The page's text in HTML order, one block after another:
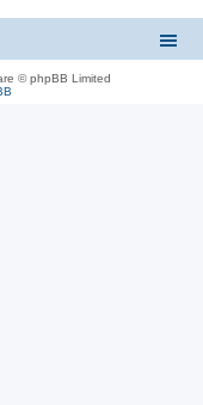
© phpBB Limited